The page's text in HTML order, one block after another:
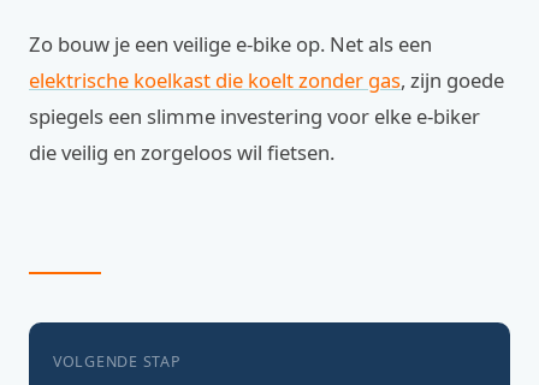
Zo bouw je een veilige e-bike op. Net als een
elektrische koelkast die koelt zonder gas, zijn goede
spiegels een slimme investering voor elke e-biker
die veilig en zorgeloos wil fietsen.
VOLGENDE STAP